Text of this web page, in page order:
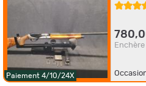
Paiement 4/10/24X